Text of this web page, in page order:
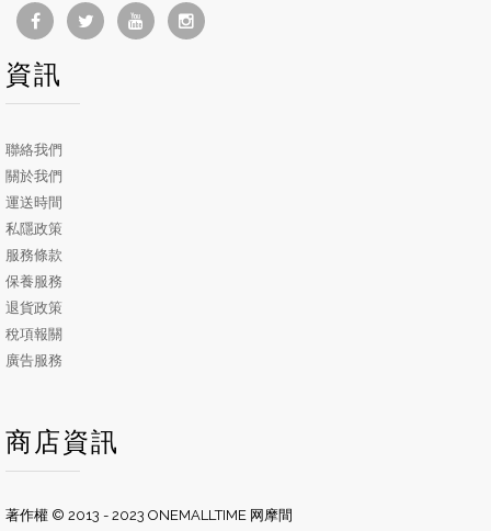
資訊
聯絡我們
關於我們
運送時間
私隱政策
服務條款
保養服務
退貨政策
稅項報關
廣告服務
商店資訊
著作權 © 2013 - 2023 ONEMALLTIME 网摩間